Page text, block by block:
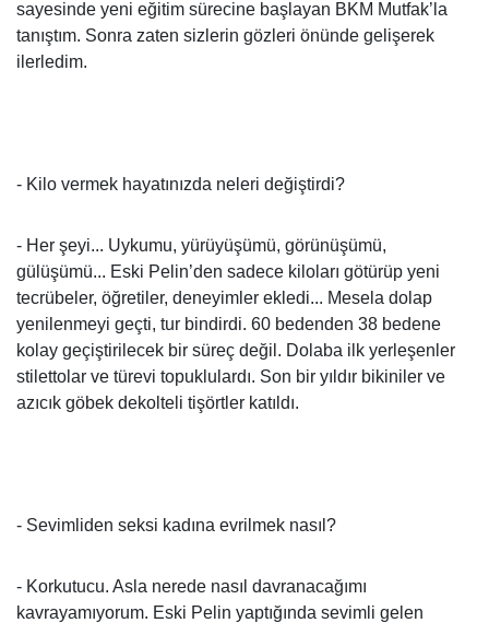
sayesinde yeni eğitim sürecine başlayan BKM Mutfak’la
tanıştım. Sonra zaten sizlerin gözleri önünde gelişerek
ilerledim.
- Kilo vermek hayatınızda neleri değiştirdi?
- Her şeyi... Uykumu, yürüyüşümü, görünüşümü,
gülüşümü... Eski Pelin’den sadece kiloları götürüp yeni
tecrübeler, öğretiler, deneyimler ekledi... Mesela dolap
yenilenmeyi geçti, tur bindirdi. 60 bedenden 38 bedene
kolay geçiştirilecek bir süreç değil. Dolaba ilk yerleşenler
stilettolar ve türevi topuklulardı. Son bir yıldır bikiniler ve
azıcık göbek dekolteli tişörtler katıldı.
- Sevimliden seksi kadına evrilmek nasıl?
- Korkutucu. Asla nerede nasıl davranacağımı
kavrayamıyorum. Eski Pelin yaptığında sevimli gelen